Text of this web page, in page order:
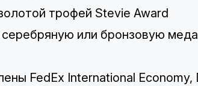
трофей Stevie Award
или бронзовую
FedEx International Economy,